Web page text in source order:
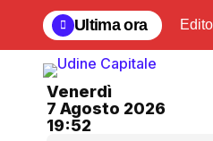
contenuto
Ultima ora
Venerdì
7 Agosto 2026
19:52